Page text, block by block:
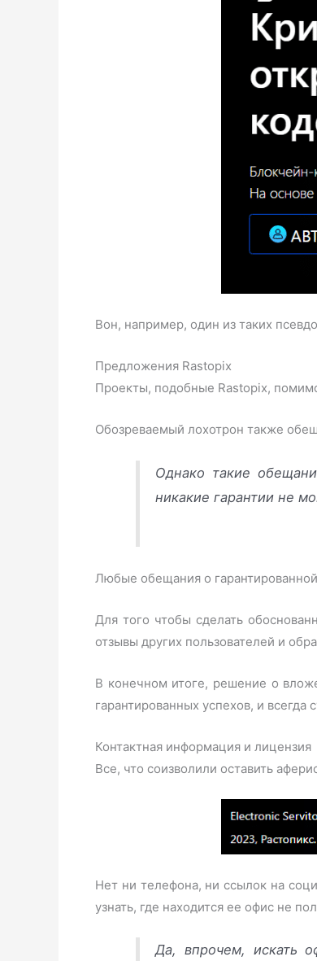
Вон, например, один из таких
Предложения Rastopix
Проекты, подобные Rastopix,
Обозреваемый лохотрон также
Однако такие
никакие гарантии не
Любые обещания о
Для того чтобы сделать
отзывы других пользователей и
В конечном итоге, решение о
гарантированных успехов, и всегда
Контактная информация и лицензия
Все, что соизволили оставить
Нет ни телефона, ни ссылок на
узнать, где находится ее офис не
Да, впрочем, искать